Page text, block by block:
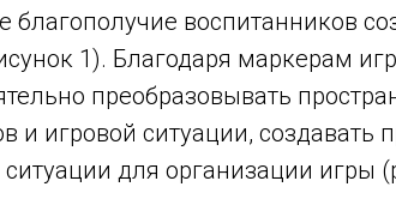
благополучие воспитанников
1). Благодаря маркерам
преобразовывать
и игровой ситуации, создавать
для организации игры